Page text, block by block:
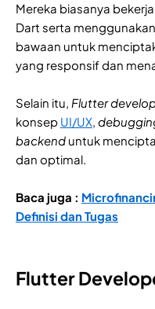
Mereka biasanya
Dart serta
bawaan untuk
yang responsif dan
Selain itu, Flutter
konsep UI/UX,
backend untuk
dan optimal.
Baca juga :
Definisi dan Tugas
Flutter